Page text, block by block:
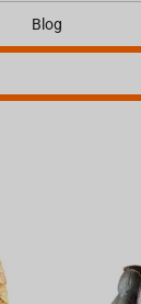
Blog